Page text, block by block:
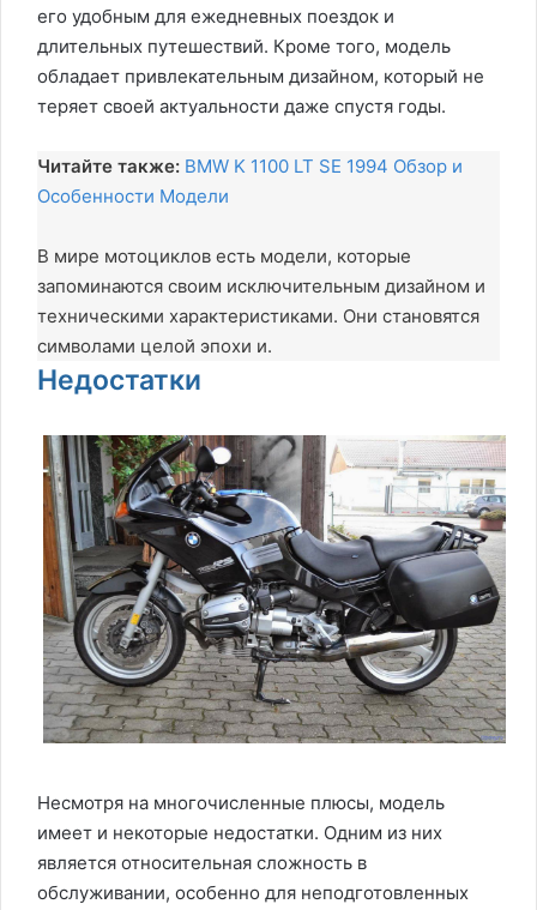
его удобным для ежедневных поездок и
длительных путешествий. Кроме того, модель
обладает привлекательным дизайном, который не
теряет своей актуальности даже спустя годы.
Читайте также: BMW K 1100 LT SE 1994 Обзор и
Особенности Модели
В мире мотоциклов есть модели, которые
запоминаются своим исключительным дизайном и
техническими характеристиками. Они становятся
символами целой эпохи и.
Недостатки
Несмотря на многочисленные плюсы, модель
имеет и некоторые недостатки. Одним из них
является относительная сложность в
обслуживании, особенно для неподготовленных